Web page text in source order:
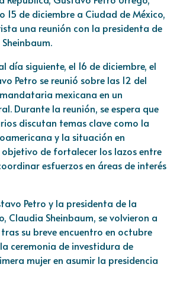
15 de diciembre a Ciudad de México,
una reunión con la presidenta de
día siguiente, el 16 de diciembre, el
Petro se reunió sobre las 12 del
mexicana en un
Durante la reunión, se espera que
discutan temas clave como la
y la situación en
objetivo de fortalecer los lazos entre
esfuerzos en áreas de interés
Petro y la presidenta de la
Claudia Sheinbaum, se volvieron a
su breve encuentro en octubre
ceremonia de investidura de
mujer en asumir la presidencia